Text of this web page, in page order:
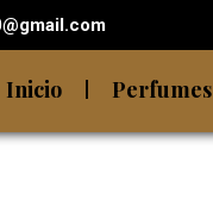
Inicio Perfumes